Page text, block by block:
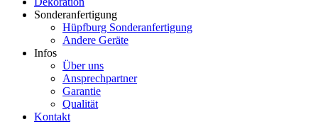
Sonderanfertigung
Hüpfburg Sonderanfertigung
Andere Geräte
Infos
Über uns
Ansprechpartner
Garantie
Qualität
Kontakt